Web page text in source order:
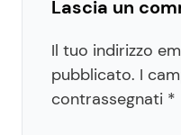
Lascia un
Il tuo indirizzo
pubblicato. I
contrassegnati *